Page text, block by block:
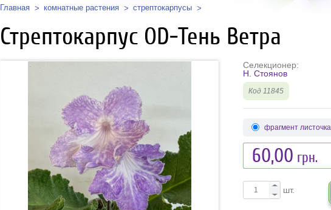
Главная комнатные растения стрептокарпусы
Стрептокарпус OD-Тень Ветра
Селекционер:
Н. Стоянов
Код 11845
фрагмент листочка
60,00 грн.
шт.